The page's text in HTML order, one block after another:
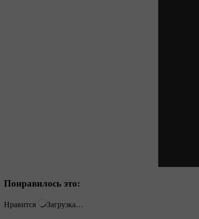
Понравилось это:
Нравится Загрузка…